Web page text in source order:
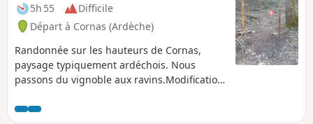
5h 55
Difficile
Départ à Cornas (Ardèche)
Randonnée sur les hauteurs de Cornas,
paysage typiquement ardéchois. Nous
passons du vignoble aux ravins.Modification